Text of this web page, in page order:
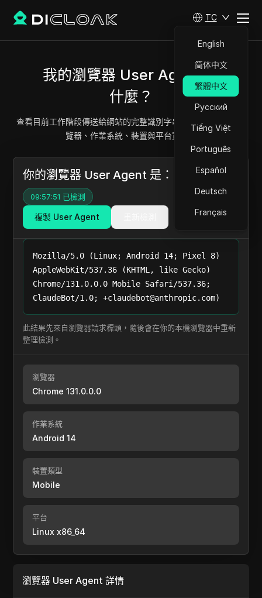
TC
English
简体中文
繁體中文
Русский
Tiếng Việt
Português
Español
Deutsch
Français
我的瀏覽器 User Agent 是
什麼？
查看目前工作階段傳送給網站的完整識別字串，並解析其中的瀏
覽器、作業系統、裝置與平台資訊。
你的瀏覽器 User Agent 是：
09:57:51 已檢測
複製 User Agent
Mozilla/5.0 (Linux; Android 14; Pixel 8)
AppleWebKit/537.36 (KHTML, like Gecko)
Chrome/131.0.0.0 Mobile Safari/537.36;
ClaudeBot/1.0; +claudebot@anthropic.com)
此結果先來自瀏覽器請求標頭，隨後會在你的本機瀏覽器中重新
整理檢測。
瀏覽器
Chrome 131.0.0.0
作業系統
Android 14
裝置類型
Mobile
平台
Linux x86_64
瀏覽器 User Agent 詳情